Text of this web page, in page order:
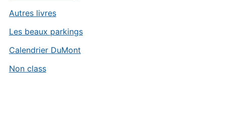
Autres livres
Les beaux parkings
Calendrier DuMont
Non class